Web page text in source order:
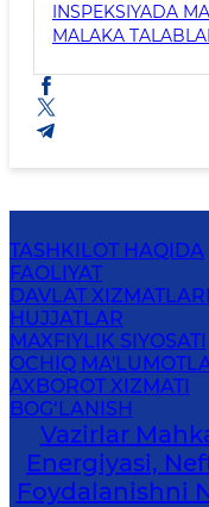
INSPEKSIYADA
MALAKA
TASHKILOT HAQIDA
FAOLIYAT
DAVLAT XIZMATLARI
HUJJATLAR
MAXFIYLIK SIYOSATI
OCHIQ
AXBOROT XIZMATI
BOG‘LANISH
Vazirlar
Energiyasi,
Foydalanishni